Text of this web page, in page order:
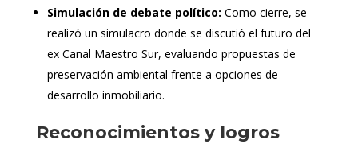
Simulación de debate político: Como cierre, se
realizó un simulacro donde se discutió el futuro del
ex Canal Maestro Sur, evaluando propuestas de
preservación ambiental frente a opciones de
desarrollo inmobiliario.
Reconocimientos y logros